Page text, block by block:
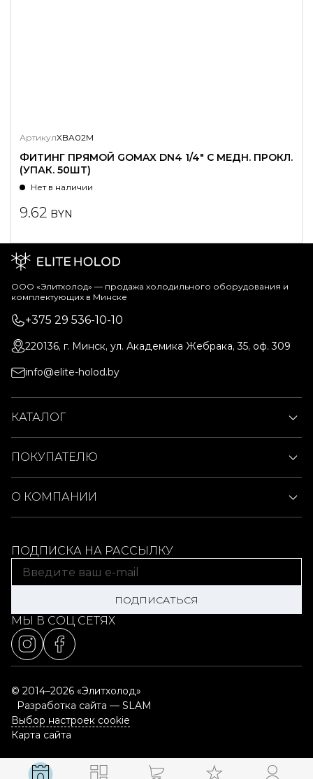
АртикулXBA02M
ФИТИНГ ПРЯМОЙ GOMAX DN4 1/4" С МЕДН. ПРОКЛ.
(УПАК. 50ШТ)
Нет в наличии
9.62 BYN
ООО «Элитхолод» ― продажа холодильного оборудования и
комплектующих в Минске
+375 29 536-10-10
220136, г. Минск, ул. Академика Жебрака, 35, оф. 309
info@elite-holod.by
КАТАЛОГ
ПОКУПАТЕЛЮ
О КОМПАНИИ
ПОДПИСКА НА РАССЫЛКУ
ПОДПИСАТЬСЯ
МЫ В СОЦ СЕТЯХ
© 2014–2026 «Элитхолод»
Разработка сайта — SLAM
Выбор настроек cookie
Карта сайта